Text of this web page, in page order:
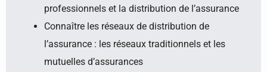
professionnels et la distribution de l’assurance
Connaître les réseaux de distribution de
l’assurance : les réseaux traditionnels et les
mutuelles d’assurances